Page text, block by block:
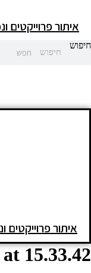
איתור פרוייקטים
חיפוש
חיפוש
איתור פרוייקטים
15.33.42